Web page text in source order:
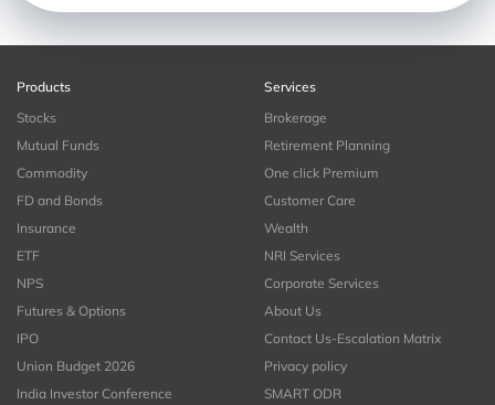
Products
Stocks
Mutual Funds
Commodity
FD and Bonds
Insurance
ETF
NPS
Futures & Options
IPO
Union Budget 2026
India Investor Conference
Services
Brokerage
Retirement Planning
One click Premium
Customer Care
Wealth
NRI Services
Corporate Services
About Us
Contact Us-Escalation Matrix
Privacy policy
SMART ODR